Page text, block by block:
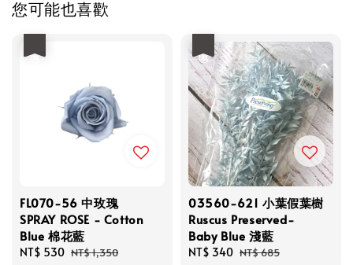
您可能也喜歡
FL070-56 中玫瑰
SPRAY ROSE - Cotton
Blue 棉花藍
Sale
NT$ 530 Regular
NT$ 1,350
03560-621 小葉假葉樹
Ruscus Preserved-
Baby Blue 淺藍
Sale
NT$ 340 Regular
NT$ 685